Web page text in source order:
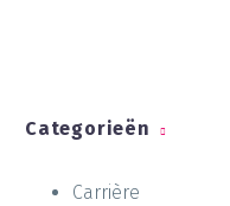
Categorieën
Carrière